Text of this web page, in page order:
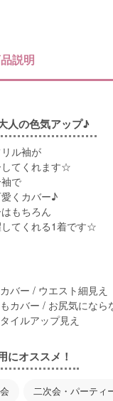
説明
人の色気アップ♪
ル袖が
してくれます☆
で
くカバー♪
もちろん
てくれる1着です☆
バー / ウエスト細見え
カバー / お尻気になら
イルアップ見え
にオススメ！
二次会・パーティ